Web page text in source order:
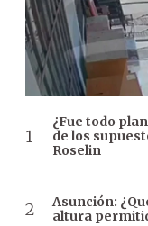
¿Fue todo
de los
Roselin
Asunción:
altura